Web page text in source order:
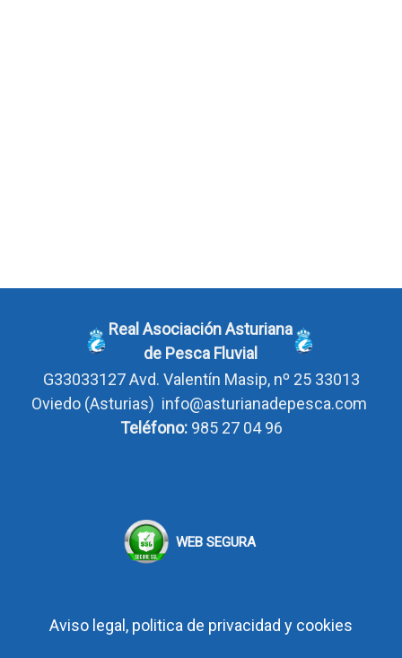
Real Asociación Asturiana
de Pesca Fluvial
G33033127Avd. Valentín Masip, nº 25 33013
Oviedo (Asturias) info@asturianadepesca.com
Teléfono:985 27 04 96
WEB SEGURA
Aviso legal, politica de privacidad y cookies